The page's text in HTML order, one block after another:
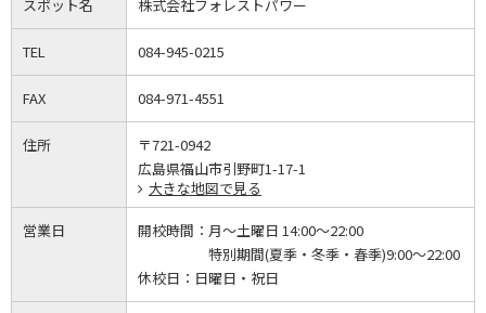
スポット名 株式会社フォレストパワー
TEL 084-945-0215
FAX 084-971-4551
住所
〒721-0942
広島県福山市引野町1-17-1
大きな地図で見る
営業日 開校時間： 月～土曜日 14:00～22:00
特別期間(夏季・冬季・春季)9:00～22:00
休校日： 日曜日・祝日